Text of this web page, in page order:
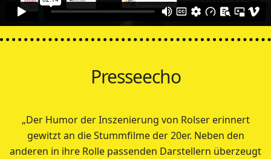
Presseecho
„Der Humor der Inszenierung von Rolser erinnert
gewitzt an die Stummfilme der 20er. Neben den
anderen in ihre Rolle passenden Darstellern überzeugt